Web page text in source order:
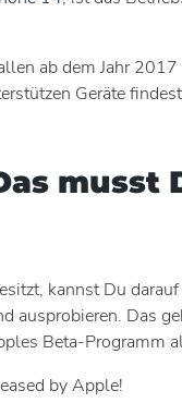
ab dem Jahr
Geräte
musst
kannst Du
ausprobieren. Das
Beta-Programm
by Apple!